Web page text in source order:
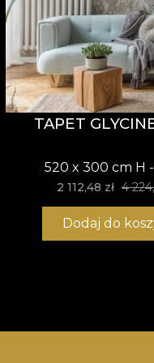
TAPET
520 x 300 cm H
2 112,48 zł 4
Dodaj do